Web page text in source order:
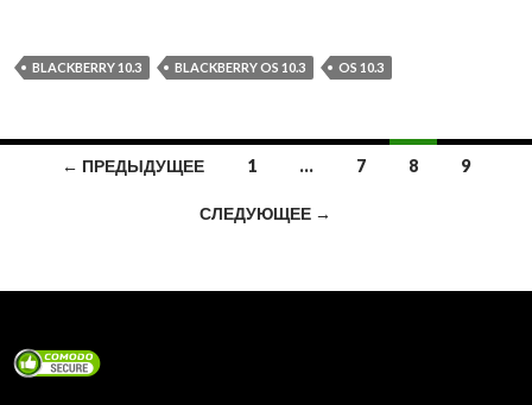
BLACKBERRY 10.3 BLACKBERRY OS 10.3 OS 10.3
Навигация
← ПРЕДЫДУЩЕЕ 1 … 7 8 9
СЛЕДУЮЩЕЕ →